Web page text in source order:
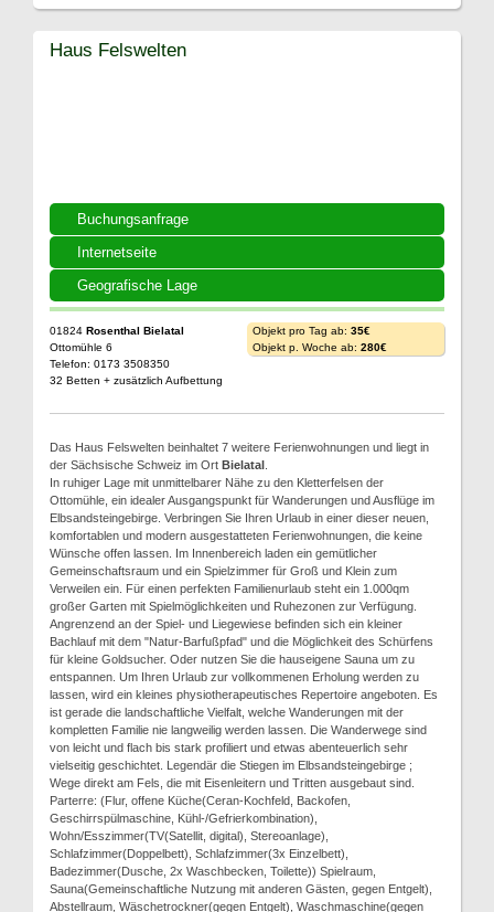
Buchungsanfrage
Internetseite
Geografische Lage
Haus Felswelten
01824 Rosenthal Bielatal
Ottomühle 6
Telefon: 0173 3508350
32 Betten + zusätzlich Aufbettung
Objekt pro Tag ab: 35€
Objekt p. Woche ab: 280€
Das Haus Felswelten beinhaltet 7 weitere Ferienwohnungen und liegt in
der Sächsische Schweiz im Ort Bielatal
In ruhiger Lage mit unmittelbarer Nähe zu den Kletterfelsen der
Ottomühle, ein idealer Ausgangspunkt für Wanderungen und Ausflüge im
Elbsandsteingebirge. Verbringen Sie Ihren Urlaub in einer dieser neuen,
komfortablen und modern ausgestatteten Ferienwohnungen, die keine
Wünsche offen lassen. Im Innenbereich laden ein gemütlicher
Gemeinschaftsraum und ein Spielzimmer für Groß und Klein zum
Verweilen ein. Für einen perfekten Familienurlaub steht ein 1.000qm
großer Garten mit Spielmöglichkeiten und Ruhezonen zur Verfügung.
Angrenzend an der Spiel- und Liegewiese befinden sich ein kleiner
Bachlauf mit dem "Natur-Barfußpfad" und die Möglichkeit des Schürfens
für kleine Goldsucher. Oder nutzen Sie die hauseigene Sauna um zu
entspannen. Um Ihren Urlaub zur vollkommenen Erholung werden zu
lassen, wird ein kleines physiotherapeutisches Repertoire angeboten. Es
ist gerade die landschaftliche Vielfalt, welche Wanderungen mit der
kompletten Familie nie langweilig werden lassen. Die Wanderwege sind
von leicht und flach bis stark profiliert und etwas abenteuerlich sehr
vielseitig geschichtet. Legendär die Stiegen im Elbsandsteingebirge ;
Wege direkt am Fels, die mit Eisenleitern und Tritten ausgebaut sind.
Parterre: (Flur, offene Küche(Ceran-Kochfeld, Backofen,
Geschirrspülmaschine, Kühl-/Gefrierkombination),
Wohn/Esszimmer(TV(Satellit, digital), Stereoanlage),
Schlafzimmer(Doppelbett), Schlafzimmer(3x Einzelbett),
Badezimmer(Dusche, 2x Waschbecken, Toilette)) Spielraum,
Sauna(Gemeinschaftliche Nutzung mit anderen Gästen, gegen Entgelt),
Abstellraum, Wäschetrockner(gegen Entgelt), Waschmaschine(gegen